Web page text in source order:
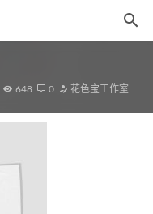
648 0 花色宝工作室